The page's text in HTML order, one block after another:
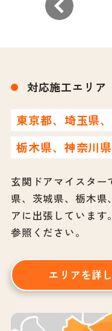
対応施工エリア
東京都、埼玉県
栃木県、神奈川
玄関ドアマイスター
県、茨城県、栃木県
アに出張しています。
参照ください。
エリアを詳